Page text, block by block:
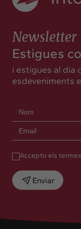
Newsletter
Estigues
i estigues al dia
esdeveniments
Accepto els
Enviar